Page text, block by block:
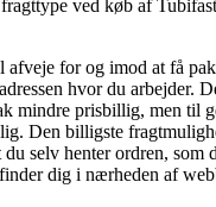
ved køb af
afveje for og imod at få
hvor du arbejder.
mindre prisbillig, men til
Den billigste
selv henter ordren, som
dig i nærheden af